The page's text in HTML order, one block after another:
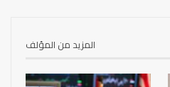
المزيد من المؤلف